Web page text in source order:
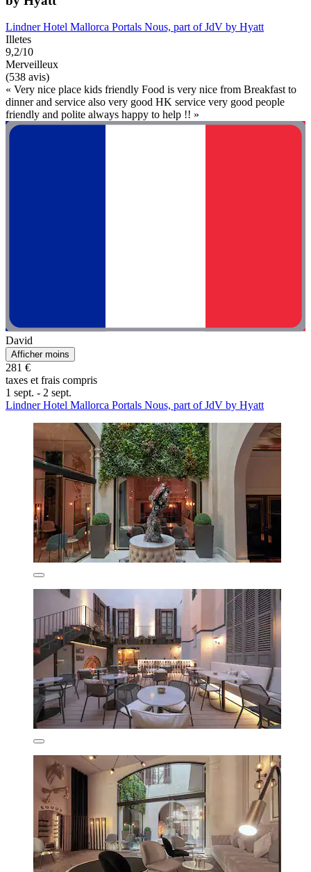
Lindner Hotel Mallorca Portals Nous, part of JdV by Hyatt
Illetes
9,2/10
Merveilleux
(538 avis)
« Very nice place kids friendly Food is very nice from Breakfast to
dinner and service also very good HK service very good people
friendly and polite always happy to help !! »
David
Afficher moins
281 €
taxes et frais compris
1 sept. - 2 sept.
Lindner Hotel Mallorca Portals Nous, part of JdV by Hyatt